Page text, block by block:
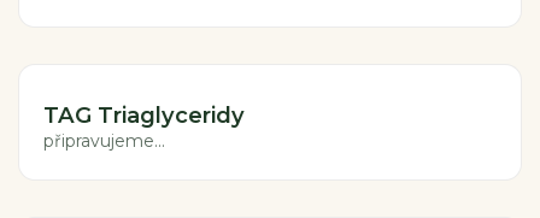
TAG Triaglyceridy
připravujeme...